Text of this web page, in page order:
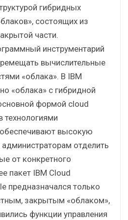
гибридных
состоящих из
части.
инструментарий
вычислительные
«облака». В IBM
«облака» с гибридной
формой cloud
технологиями
высокую
администраторам отделить
от конкретного
пакет IBM Cloud
предназначался только
закрытым «облаком»,
функции управления